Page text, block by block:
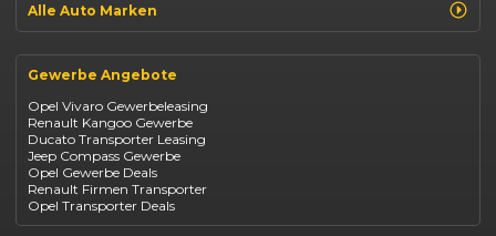
Suzuki Vitara
Suzuki Swift
BYD Seal
Mazda CX-30
Citroen C4
Alle Auto Marken
Opel
Fiat
Jeep
Suzuki
BYD
Kia
Mazda
Citroën
Abarth
Fiat Professional
Gewerbe Angebote
Opel Vivaro Gewerbeleasing
Renault Kangoo Gewerbe
Ducato Transporter Leasing
Jeep Compass Gewerbe
Opel Gewerbe Deals
Renault Firmen Transporter
Opel Transporter Deals